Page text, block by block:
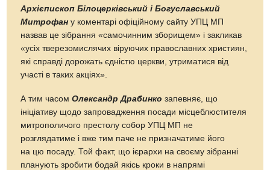
Архієпископ Білоцерківський і Богуславський
Митрофан у коментарі офіційному сайту УПЦ МП
назвав це зібрання «самочинним зборищем» і закликав
«усіх тверезомислячих віруючих православних християн,
які справді дорожать єдністю церкви, утриматися від
участі в таких акціях».
А тим часомОлександр Драбинко запевняє, що
ініціативу щодо запровадження посади місцеблюстителя
митрополичого престолу собор УПЦ МП не
розглядатиме і вже тим паче не призначатиме його
на цю посаду. Той факт, що ієрархи на своєму зібранні
планують зробити бодай якісь кроки в напрямі